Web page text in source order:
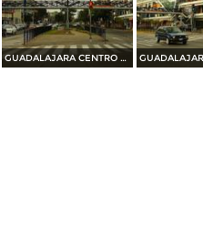
GUADALAJARA CENTRO HISTORICO 2014